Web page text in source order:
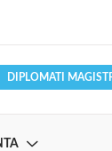
DIPLOMATI